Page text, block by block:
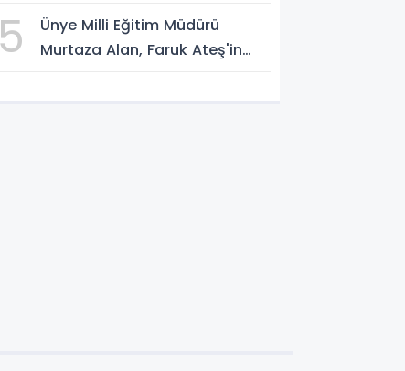
5
Ünye Milli Eğitim Müdürü
Murtaza Alan, Faruk Ateş'in